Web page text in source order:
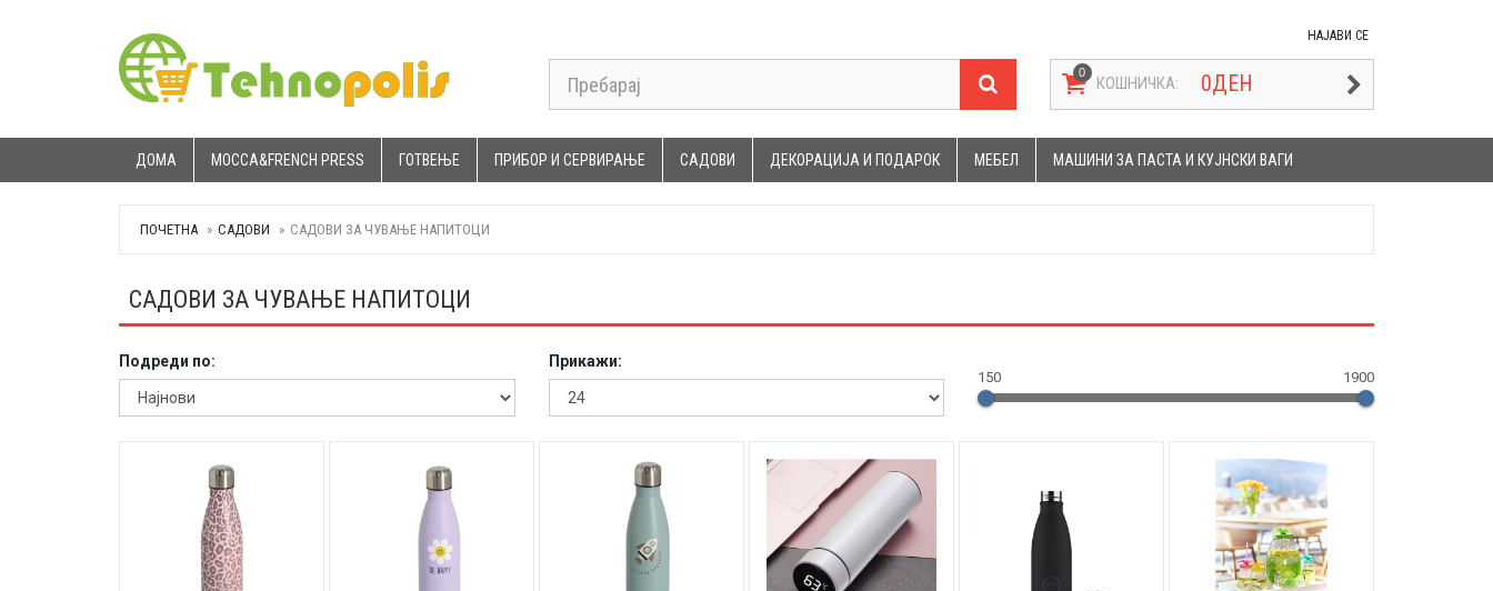
НАЈАВИ СЕ
КОШНИЧКА: 0ДЕН
ДОМА MOCCA&FRENCH PRESS ГОТВЕЊЕ ПРИБОР И СЕРВИРАЊЕ САДОВИ ДЕКОРАЦИЈА И ПОДАРОК МЕБЕЛ МАШИНИ ЗА ПАСТА И КУЈНСКИ ВАГИ
ПОЧЕТНА САДОВИ САДОВИ ЗА ЧУВАЊЕ НАПИТОЦИ
САДОВИ ЗА ЧУВАЊЕ НАПИТОЦИ
Подреди по: Прикажи:
150 1900